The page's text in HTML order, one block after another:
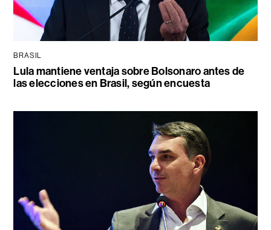
BRASIL
Lula mantiene ventaja sobre Bolsonaro antes de
las elecciones en Brasil, según encuesta